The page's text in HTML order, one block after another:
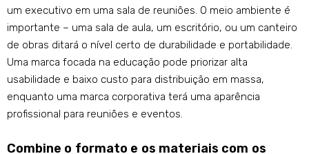
um executivo em uma sala de reuniões. O meio ambiente é
importante – uma sala de aula, um escritório, ou um canteiro
de obras ditará o nível certo de durabilidade e portabilidade.
Uma marca focada na educação pode priorizar alta
usabilidade e baixo custo para distribuição em massa,
enquanto uma marca corporativa terá uma aparência
profissional para reuniões e eventos.
Combine o formato e os materiais com os